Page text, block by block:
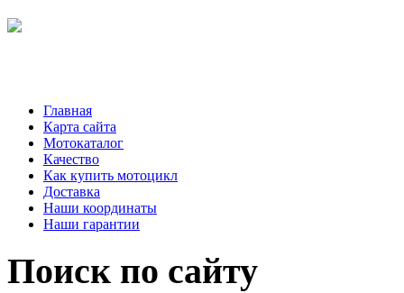
Главная
Карта сайта
Мотокаталог
Качество
Как купить мотоцикл
Доставка
Наши координаты
Наши гарантии
Поиск по сайту